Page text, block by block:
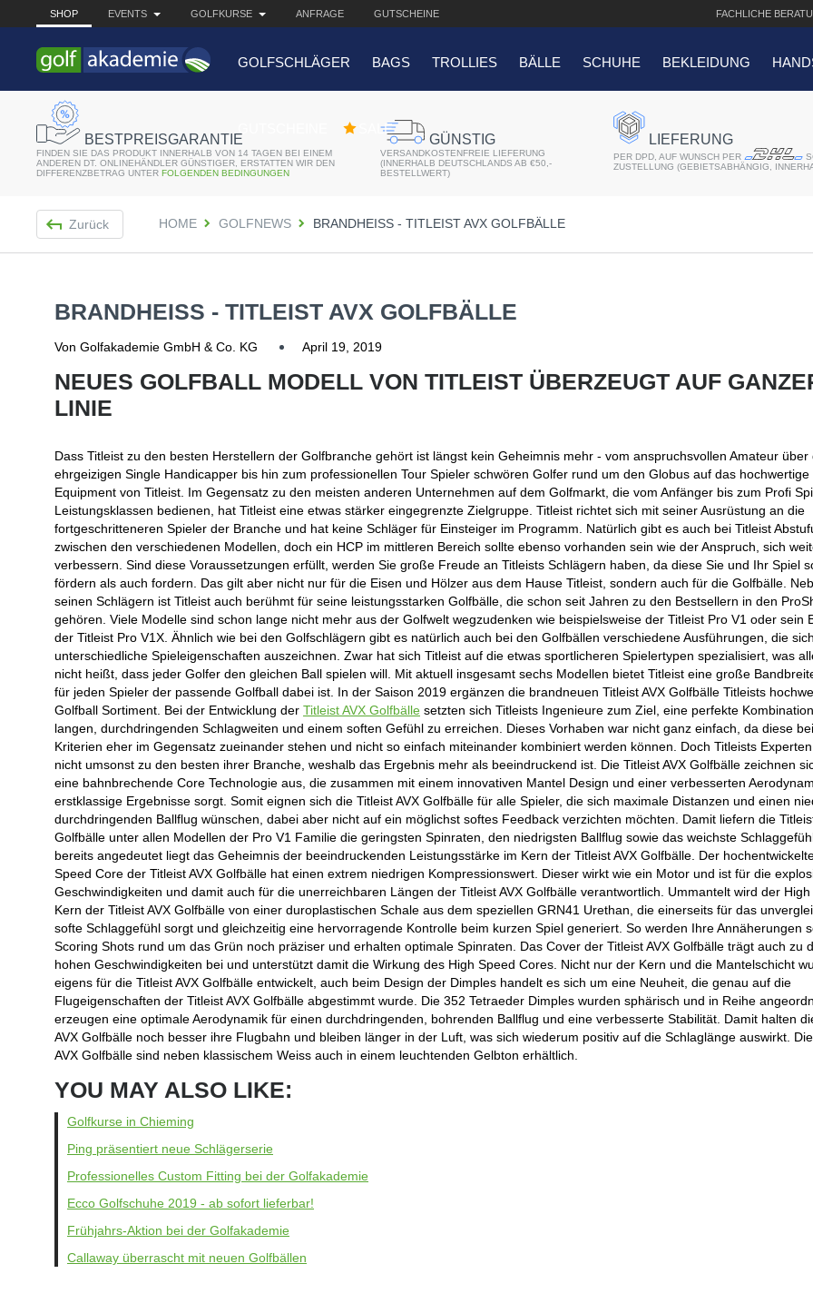
SHOP EVENTS GOLFKURSE ANFRAGE GUTSCHEINE FACHLICHE
GOLFSCHLÄGER BAGS TROLLIES BÄLLE SCHUHE BEKLEIDUNG
SALE
Bridgestone JGR Driver 2018
BESTPREISGARANTIE
FINDEN SIE DAS PRODUKT INNERHALB VON 14 TAGEN BEI EINEM
ANDEREN DT. ONLINEHÄNDLER GÜNSTIGER, ERSTATTEN WIR DEN
DIFFERENZBETRAG UNTER FOLGENDEN BEDINGUNGEN
GÜNSTIG
VERSANDKOSTENFREIE LIEFERUNG
(INNERHALB DEUTSCHLANDS AB €50,-
BESTELLWERT)
LIEFERUNG
PER DPD, AUF WUNSCH PER
ZUSTELLUNG (GEBIETSABHÄNGIG,
Zurück HOME GOLFNEWS BRANDHEISS - TITLEIST AVX GOLFBÄLLE
BRANDHEISS - TITLEIST AVX GOLFBÄLLE
Von Golfakademie GmbH & Co. KG April 19, 2019
NEUES GOLFBALL MODELL VON TITLEIST ÜBERZEUGT AUF
LINIE
Dass Titleist zu den besten Herstellern der Golfbranche gehört ist längst kein Geheimnis mehr - vom anspruchsvollen Amateur über
ehrgeizigen Single Handicapper bis hin zum professionellen Tour Spieler schwören Golfer rund um den Globus auf das hochwertige
Equipment von Titleist. Im Gegensatz zu den meisten anderen Unternehmen auf dem Golfmarkt, die vom Anfänger bis zum Profi
Leistungsklassen bedienen, hat Titleist eine etwas stärker eingegrenzte Zielgruppe. Titleist richtet sich mit seiner Ausrüstung an die
fortgeschritteneren Spieler der Branche und hat keine Schläger für Einsteiger im Programm. Natürlich gibt es auch bei Titleist
zwischen den verschiedenen Modellen, doch ein HCP im mittleren Bereich sollte ebenso vorhanden sein wie der Anspruch, sich
verbessern. Sind diese Voraussetzungen erfüllt, werden Sie große Freude an Titleists Schlägern haben, da diese Sie und Ihr Spiel
fördern als auch fordern. Das gilt aber nicht nur für die Eisen und Hölzer aus dem Hause Titleist, sondern auch für die Golfbälle.
seinen Schlägern ist Titleist auch berühmt für seine leistungsstarken Golfbälle, die schon seit Jahren zu den Bestsellern in den
gehören. Viele Modelle sind schon lange nicht mehr aus der Golfwelt wegzudenken wie beispielsweise der Titleist Pro V1 oder sein
der Titleist Pro V1X. Ähnlich wie bei den Golfschlägern gibt es natürlich auch bei den Golfbällen verschiedene Ausführungen, die
unterschiedliche Spieleigenschaften auszeichnen. Zwar hat sich Titleist auf die etwas sportlicheren Spielertypen spezialisiert, was
nicht heißt, dass jeder Golfer den gleichen Ball spielen will. Mit aktuell insgesamt sechs Modellen bietet Titleist eine große
für jeden Spieler der passende Golfball dabei ist. In der Saison 2019 ergänzen die brandneuen Titleist AVX Golfbälle Titleists
Golfball Sortiment. Bei der Entwicklung der Titleist AVX Golfbälle setzten sich Titleists Ingenieure zum Ziel, eine perfekte
langen, durchdringenden Schlagweiten und einem soften Gefühl zu erreichen. Dieses Vorhaben war nicht ganz einfach, da diese
Kriterien eher im Gegensatz zueinander stehen und nicht so einfach miteinander kombiniert werden können. Doch Titleists
nicht umsonst zu den besten ihrer Branche, weshalb das Ergebnis mehr als beeindruckend ist. Die Titleist AVX Golfbälle zeichnen
eine bahnbrechende Core Technologie aus, die zusammen mit einem innovativen Mantel Design und einer verbesserten
erstklassige Ergebnisse sorgt. Somit eignen sich die Titleist AVX Golfbälle für alle Spieler, die sich maximale Distanzen und einen
durchdringenden Ballflug wünschen, dabei aber nicht auf ein möglichst softes Feedback verzichten möchten. Damit liefern die
Golfbälle unter allen Modellen der Pro V1 Familie die geringsten Spinraten, den niedrigsten Ballflug sowie das weichste
bereits angedeutet liegt das Geheimnis der beeindruckenden Leistungsstärke im Kern der Titleist AVX Golfbälle. Der
Speed Core der Titleist AVX Golfbälle hat einen extrem niedrigen Kompressionswert. Dieser wirkt wie ein Motor und ist für die
Geschwindigkeiten und damit auch für die unerreichbaren Längen der Titleist AVX Golfbälle verantwortlich. Ummantelt wird der
Kern der Titleist AVX Golfbälle von einer duroplastischen Schale aus dem speziellen GRN41 Urethan, die einerseits für das
softe Schlaggefühl sorgt und gleichzeitig eine hervorragende Kontrolle beim kurzen Spiel generiert. So werden Ihre Annäherungen
Scoring Shots rund um das Grün noch präziser und erhalten optimale Spinraten. Das Cover der Titleist AVX Golfbälle trägt auch zu
hohen Geschwindigkeiten bei und unterstützt damit die Wirkung des High Speed Cores. Nicht nur der Kern und die Mantelschicht
eigens für die Titleist AVX Golfbälle entwickelt, auch beim Design der Dimples handelt es sich um eine Neuheit, die genau auf die
Flugeigenschaften der Titleist AVX Golfbälle abgestimmt wurde. Die 352 Tetraeder Dimples wurden sphärisch und in Reihe
erzeugen eine optimale Aerodynamik für einen durchdringenden, bohrenden Ballflug und eine verbesserte Stabilität. Damit halten
AVX Golfbälle noch besser ihre Flugbahn und bleiben länger in der Luft, was sich wiederum positiv auf die Schlaglänge auswirkt.
AVX Golfbälle sind neben klassischem Weiss auch in einem leuchtenden Gelbton erhältlich.
YOU MAY ALSO LIKE:
Golfkurse in Chieming
Ping präsentiert neue Schlägerserie
Professionelles Custom Fitting bei der Golfakademie
Ecco Golfschuhe 2019 - ab sofort lieferbar!
Frühjahrs-Aktion bei der Golfakademie
Callaway überrascht mit neuen Golfbällen